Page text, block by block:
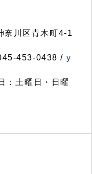
川区青木町4-1
453-0438 / y
：土曜日・日曜